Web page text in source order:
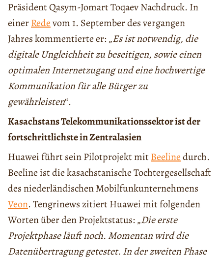
Präsident Qasym-Jomart Toqaev Nachdruck. In
einerRedevom 1. September des vergangen
Jahres kommentierte er: „Es ist notwendig, die
digitale Ungleichheit zu beseitigen, sowie einen
optimalen Internetzugang und eine hochwertige
Kommunikation für alle Bürger zu
gewährleisten“.
Kasachstans Telekommunikationssektor ist der
fortschrittlichste in Zentralasien
Huawei führt sein Pilotprojekt mitBeelinedurch.
Beeline ist die kasachstanische Tochtergesellschaft
des niederländischen Mobilfunkunternehmens
Veon. Tengrinews zitiert Huawei mit folgenden
Worten über den Projektstatus: „Die erste
Projektphase läuft noch. Momentan wird die
Datenübertragung getestet. In der zweiten Phase